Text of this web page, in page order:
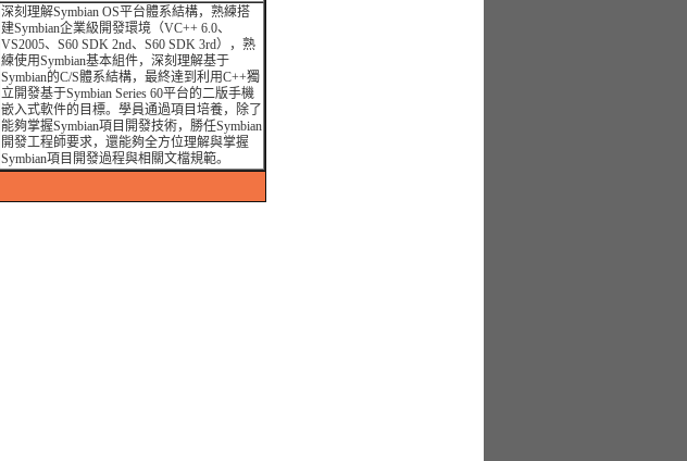
深刻理解Symbian OS平台體系結構，熟練搭
建Symbian企業級開發環境（VC++ 6.0、
VS2005、S60 SDK 2nd、S60 SDK 3rd），熟
練使用Symbian基本組件，深刻理解基于
Symbian的C/S體系結構，最終達到利用C++獨
立開發基于Symbian Series 60平台的二版手機
嵌入式軟件的目標。學員通過項目培養，除了
能夠掌握Symbian項目開發技術，勝任Symbian
開發工程師要求，還能夠全方位理解與掌握
Symbian項目開發過程與相關文檔規範。